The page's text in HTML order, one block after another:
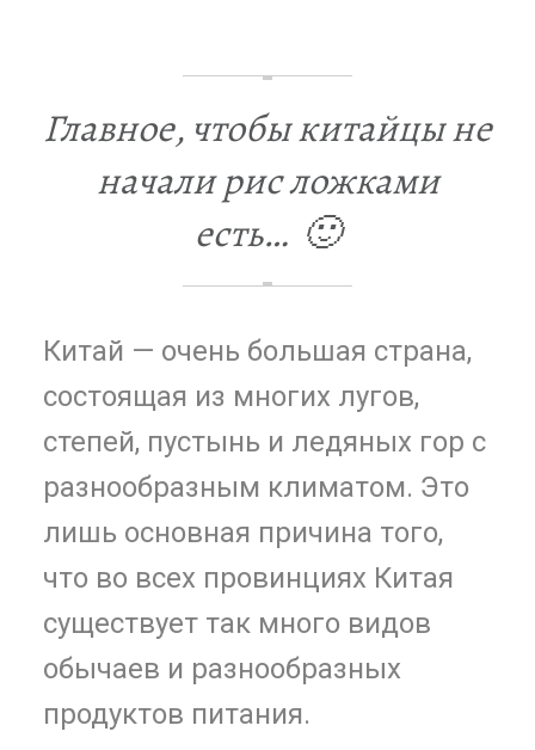
Главное, чтобы китайцы не
начали рис ложками
есть… 🙂
Китай — очень большая страна,
состоящая из многих лугов,
степей, пустынь и ледяных гор с
разнообразным климатом. Это
лишь основная причина того,
что во всех провинциях Китая
существует так много видов
обычаев и разнообразных
продуктов питания.